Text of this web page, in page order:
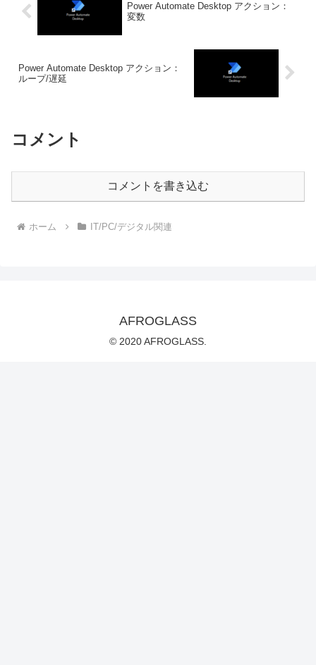
Power Automate Desktop アクション：
変数
Power Automate Desktop アクション：
ループ/遅延
コメント
コメントを書き込む
ホーム IT/PC/デジタル関連
AFROGLASS
© 2020 AFROGLASS.